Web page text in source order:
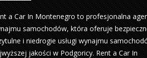
a Car In Montenegro to profesjonalna
samochodów, która oferuje
i niedrogie usługi wynajmu
jakości w Podgoricy. Rent a Car In